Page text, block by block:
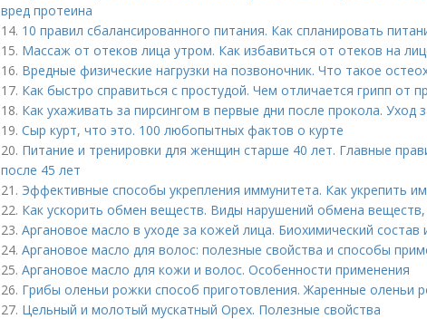
вред протеина
14. 10 правил сбалансированного питания. Как спланировать
15. Массаж от отеков лица утром. Как избавиться от отеков на
16. Вредные физические нагрузки на позвоночник. Что такое
17. Как быстро справиться с простудой. Чем отличается грипп от
18. Как ухаживать за пирсингом в первые дни после прокола. Уход
19. Сыр курт, что это. 100 любопытных фактов о курте
20. Питание и тренировки для женщин старше 40 лет. Главные
после 45 лет
21. Эффективные способы укрепления иммунитета. Как укрепить
22. Как ускорить обмен веществ. Виды нарушений обмена веществ,
23. Аргановое масло в уходе за кожей лица. Биохимический состав
24. Аргановое масло для волос: полезные свойства и способы
25. Аргановое масло для кожи и волос. Особенности применения
26. Грибы оленьи рожки способ приготовления. Жаренные оленьи
27. Цельный и молотый мускатный Орех. Полезные свойства